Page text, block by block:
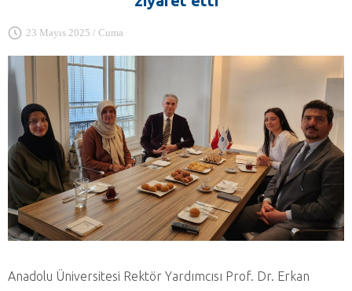
23 Mayıs 2025 / Cuma
Anadolu Üniversitesi Rektör Yardımcısı Prof. Dr. Erkan